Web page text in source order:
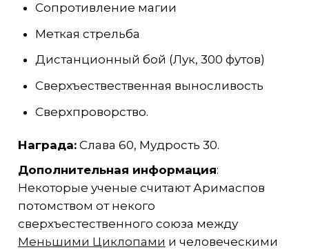
Сопротивление магии
Меткая стрельба
Дистанционный бой (Лук, 300 футов)
Сверхъествественная выносливость
Сверхпроворство.
Награда:Слава 60, Мудрость 30.
Дополнительная информация:
Некоторые ученые считают Аримаспов
потомством от некого
сверхъестественного союза между
Меньшими Циклопами и человеческими